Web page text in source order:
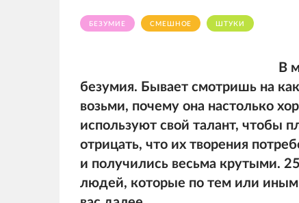
БЕЗУМИЕ СМЕШНОЕ ШТУКИ
В
безумия. Бывает смотришь на
возьми, почему она настолько
используют свой талант, чтобы
отрицать, что их творения
и получились весьма крутыми.
людей, которые по тем или иным